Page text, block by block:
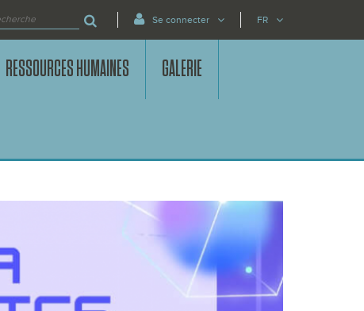
FR
Se connecter
RESSOURCES HUMAINES GALERIE